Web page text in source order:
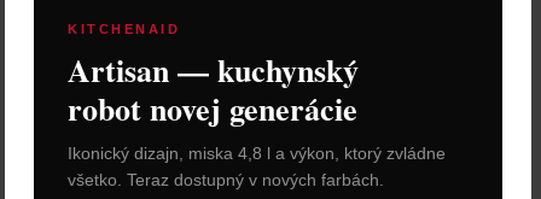
KITCHENAID
Artisan — kuchynský
robot novej generácie
Ikonický dizajn, miska 4,8 l a výkon, ktorý zvládne
všetko. Teraz dostupný v nových farbách.